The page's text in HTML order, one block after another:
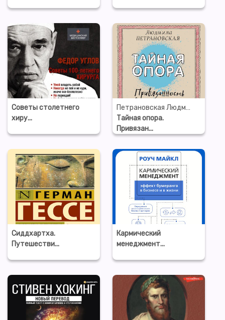
Советы столетнего
хиру...
Петрановская Людмила Владимировна
Тайная опора.
Привязан...
Сиддхартха.
Путешестви...
Кармический
менеджмент...